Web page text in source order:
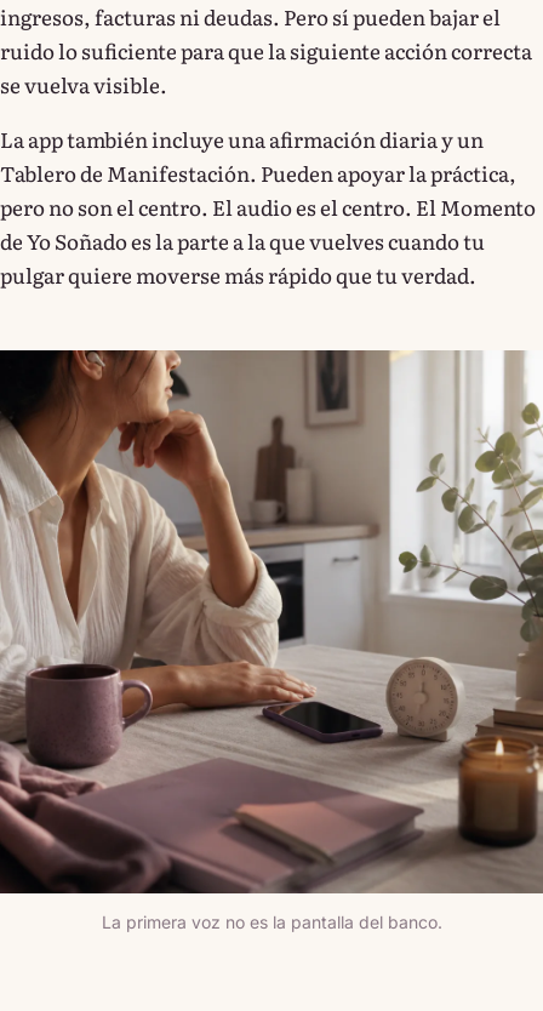
ingresos, facturas ni deudas. Pero sí pueden bajar el
ruido lo suficiente para que la siguiente acción correcta
se vuelva visible.
La app también incluye una afirmación diaria y un
Tablero de Manifestación. Pueden apoyar la práctica,
pero no son el centro. El audio es el centro. El Momento
de Yo Soñado es la parte a la que vuelves cuando tu
pulgar quiere moverse más rápido que tu verdad.
La primera voz no es la pantalla del banco.